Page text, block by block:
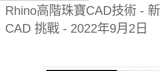
Rhino高階珠寶CAD技術 -
CAD 挑戰 - 2022年9月2日